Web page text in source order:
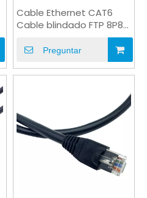
Cable Ethernet CAT6
Cable blindado FTP 8P8C
Preguntar